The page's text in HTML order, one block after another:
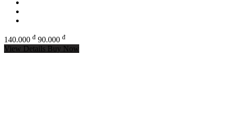
140.000 đ 90.000 đ
View Details Buy Now